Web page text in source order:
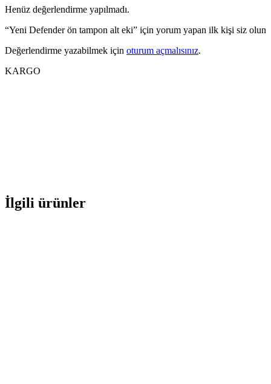
Henüz değerlendirme yapılmadı.
“Yeni Defender ön tampon alt eki” için yorum yapan ilk kişi siz olun
Değerlendirme yazabilmek için oturum açmalısınız.
KARGO
İlgili ürünler